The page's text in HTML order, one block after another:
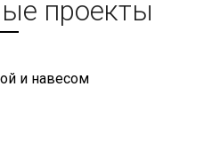
проекты
и навесом